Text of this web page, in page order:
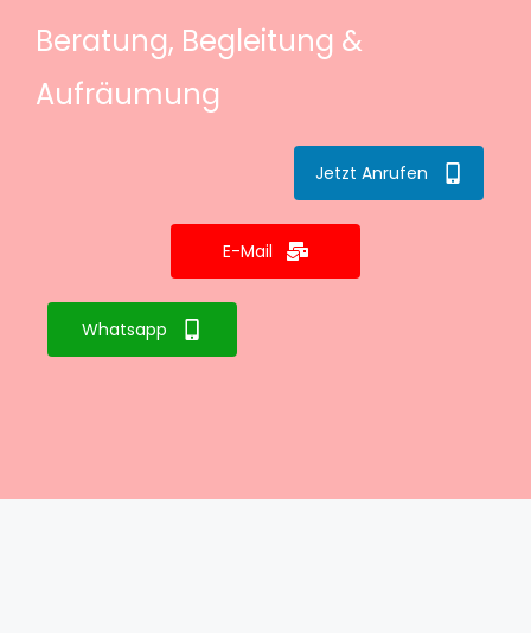
Beratung, Begleitung &
Aufräumung
Jetzt Anrufen
E-Mail
Whatsapp